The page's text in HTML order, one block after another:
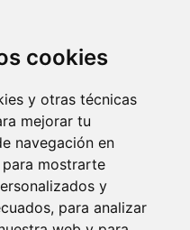
cookies
y otras técnicas
mejorar tu
navegación en
mostrarte
y
para analizar
preferences